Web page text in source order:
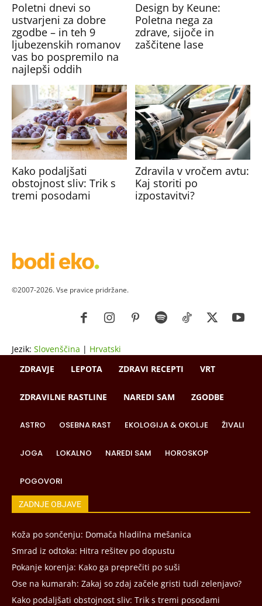
Poletni dnevi so
ustvarjeni za dobre
zgodbe – in teh 9
ljubezenskih romanov
vas bo pospremilo na
najlepši oddih
Design by Keune:
Poletna nega za
zdrave, sijoče in
zaščitene lase
Kako podaljšati
obstojnost sliv: Trik s
tremi posodami
Zdravila v vročem avtu:
Kaj storiti po
izpostavitvi?
©2007-2026. Vse pravice pridržane.
Jezik: Slovenščina | Hrvatski
ZDRAVJE
LEPOTA ZDRAVI RECEPTI VRT
ZDRAVILNE RASTLINE NAREDI SAM ZGODBE
ASTRO OSEBNA RAST EKOLOGIJA & OKOLJE ŽIVALI
JOGA LOKALNO NAREDI SAM HOROSKOP
POGOVORI
ZADNJE OBJAVE
Koža po sončenju: Domača hladilna mešanica
Smrad iz odtoka: Hitra rešitev po dopustu
Pokanje korenja: Kako ga preprečiti po suši
Ose na kumarah: Zakaj so zdaj začele gristi tudi zelenjavo?
Kako podaljšati obstojnost sliv: Trik s tremi posodami